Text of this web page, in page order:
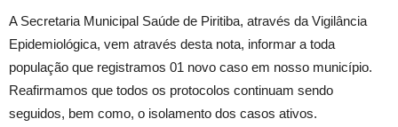
A Secretaria Municipal Saúde de Piritiba, através da Vigilância
Epidemiológica, vem através desta nota, informar a toda
população que registramos 01 novo caso em nosso município.
Reafirmamos que todos os protocolos continuam sendo
seguidos, bem como, o isolamento dos casos ativos.